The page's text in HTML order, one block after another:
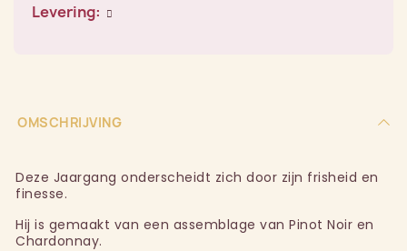
Levering:
OMSCHRIJVING
Deze Jaargang onderscheidt zich door zijn frisheid en
finesse.
Hij is gemaakt van een assemblage van Pinot Noir en
Chardonnay.